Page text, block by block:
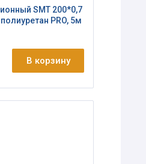
SMT 200*0,7
PRO, 5м
В корзину